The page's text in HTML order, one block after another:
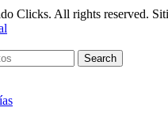
Clicks. All rights reserved.
Search